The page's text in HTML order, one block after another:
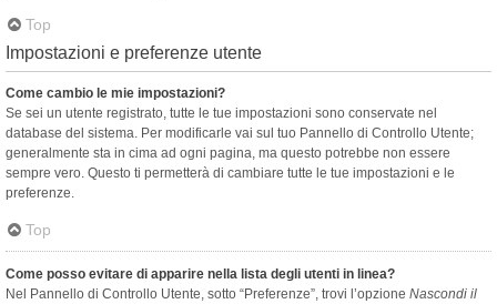
Top
Impostazioni e preferenze utente
Come cambio le mie impostazioni?
Se sei un utente registrato, tutte le tue impostazioni sono conservate nel
database del sistema. Per modificarle vai sul tuo Pannello di Controllo Utente;
generalmente sta in cima ad ogni pagina, ma questo potrebbe non essere
sempre vero. Questo ti permetterà di cambiare tutte le tue impostazioni e le
preferenze.
Top
Come posso evitare di apparire nella lista degli utenti in linea?
Nel Pannello di Controllo Utente, sotto “Preferenze”, trovi l’opzione Nascondi il